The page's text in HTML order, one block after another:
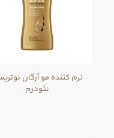
نرم کننده مو آرگان
نئودرم